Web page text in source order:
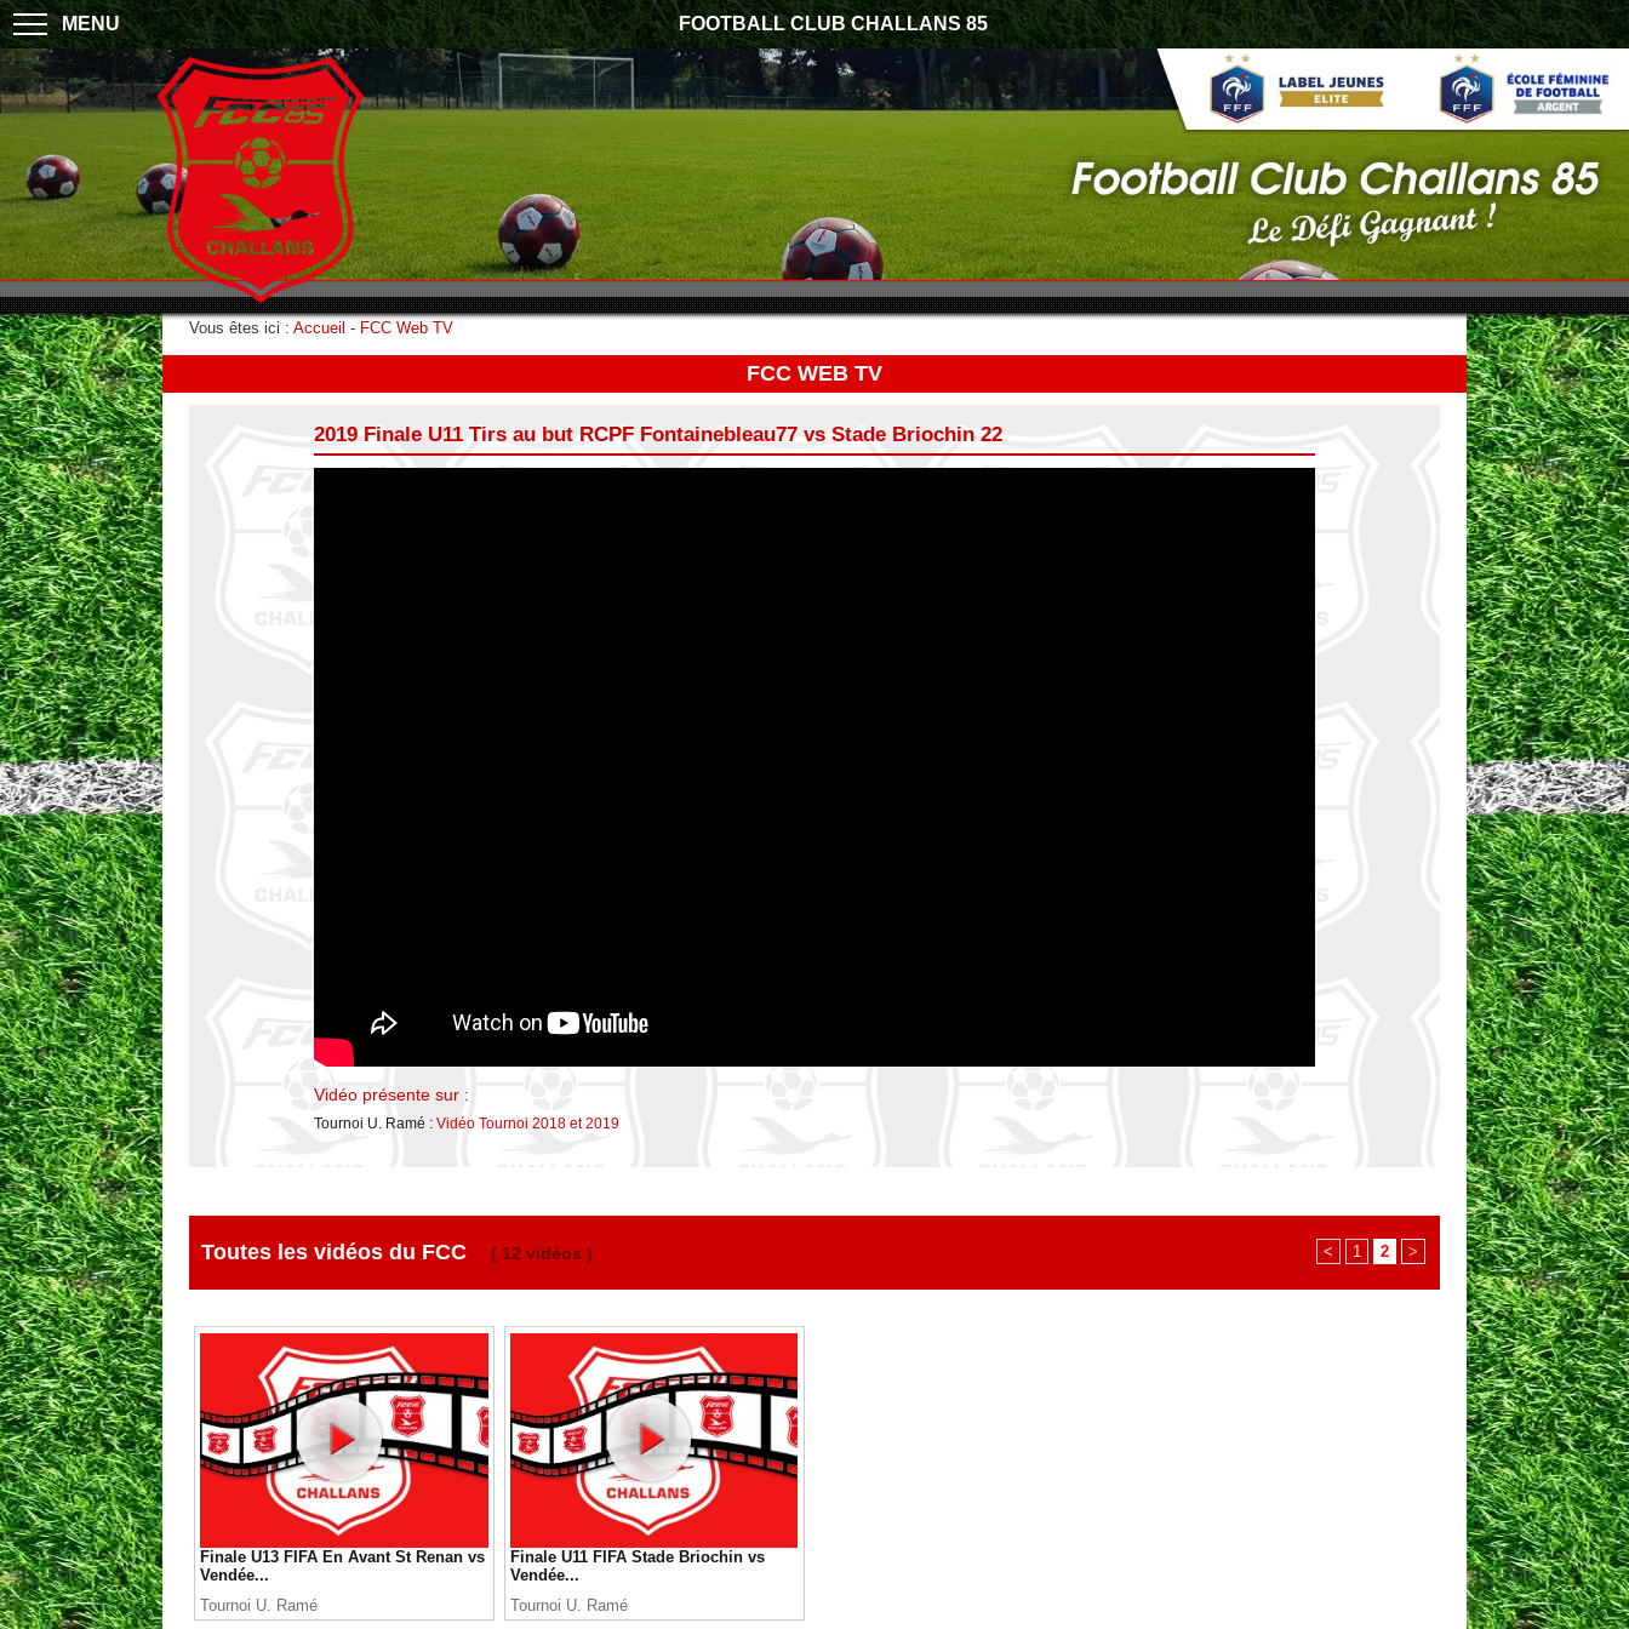
MENU FOOTBALL CLUB CHALLANS 85
Vous êtes ici : Accueil - FCC Web TV
FCC WEB TV
2019 Finale U11 Tirs au but RCPF Fontainebleau77 vs Stade Briochin 22
Vidéo présente sur :
Tournoi U. Ramé :Vidéo Tournoi 2018 et 2019
Toutes les vidéos du FCC ( 12 vidéos ) < 1 2 >
Finale U13 FIFA En Avant St Renan vs
Vendée...
Tournoi U. Ramé
Finale U11 FIFA Stade Briochin vs
Vendée...
Tournoi U. Ramé